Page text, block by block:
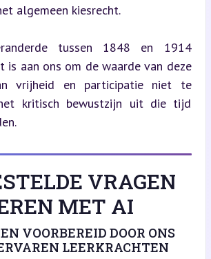
algemeen kiesrecht.
tussen 1848 en 1914
is aan ons om de waarde van deze
vrijheid en participatie niet te
kritisch bewustzijn uit die tijd
VRAGEN
MET AI
VOORBEREID DOOR ONS
LEERKRACHTEN